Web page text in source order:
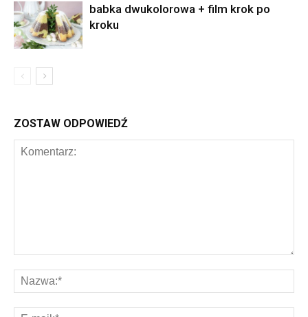
babka dwukolorowa + film krok po
kroku
ZOSTAW ODPOWIEDŹ